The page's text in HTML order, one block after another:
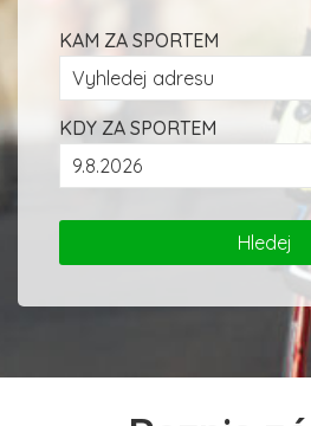
KAM ZA SPORTEM
KDY ZA SPORTEM